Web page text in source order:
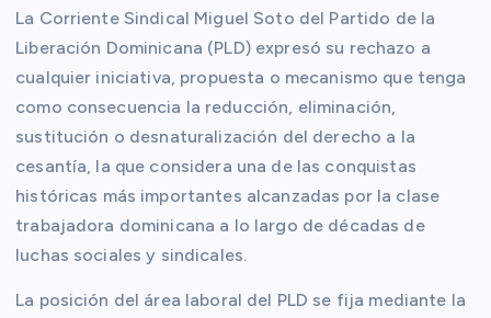
La Corriente Sindical Miguel Soto del Partido de la
Liberación Dominicana (PLD) expresó su rechazo a
cualquier iniciativa, propuesta o mecanismo que tenga
como consecuencia la reducción, eliminación,
sustitución o desnaturalización del derecho a la
cesantía, la que considera una de las conquistas
históricas más importantes alcanzadas por la clase
trabajadora dominicana a lo largo de décadas de
luchas sociales y sindicales.
La posición del área laboral del PLD se fija mediante la